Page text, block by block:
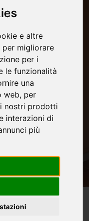
e altre
migliorare
per i
le funzionalità
una
web, per
nostri prodotti
interazioni di
più
In